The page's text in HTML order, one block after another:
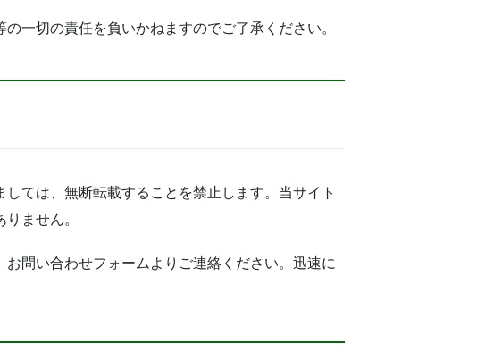
一切の責任を負いかねますのでご了承ください。
ては、無断転載することを禁止します。 当サイト
ません。
問い合わせフォームよりご連絡ください。 迅速に